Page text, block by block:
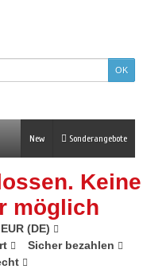
Sonderangebote
New
Keine
möglich
(DE)
Sicher bezahlen